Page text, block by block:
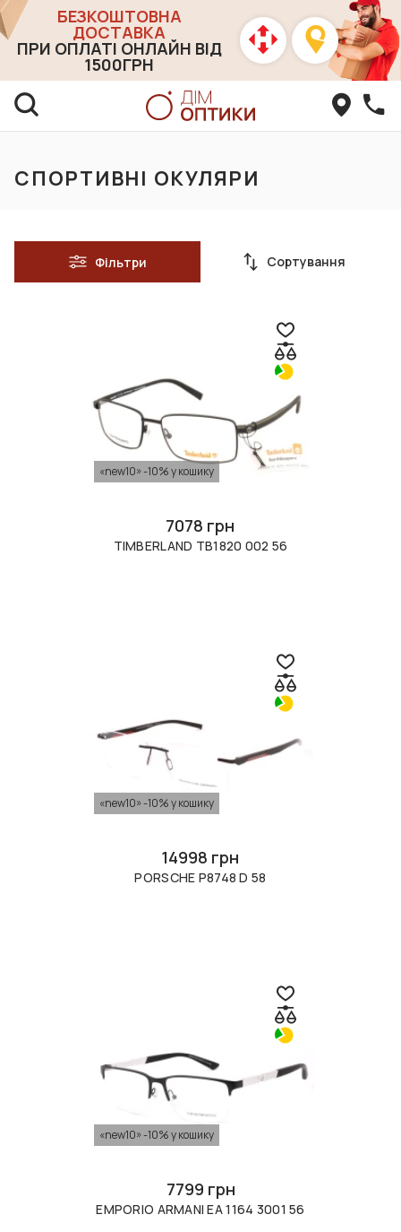
БЕЗКОШТОВНА
ДОСТАВКА
ПРИ ОПЛАТІ ОНЛАЙН ВІД
1500ГРН
СПОРТИВНІ ОКУЛЯРИ
Фільтри Сортування
«new10» -10% у кошику
7078 грн
TIMBERLAND TB1820 002 56
«new10» -10% у кошику
14998 грн
PORSCHE P8748 D 58
«new10» -10% у кошику
7799 грн
EMPORIO ARMANI EA 1164 3001 56